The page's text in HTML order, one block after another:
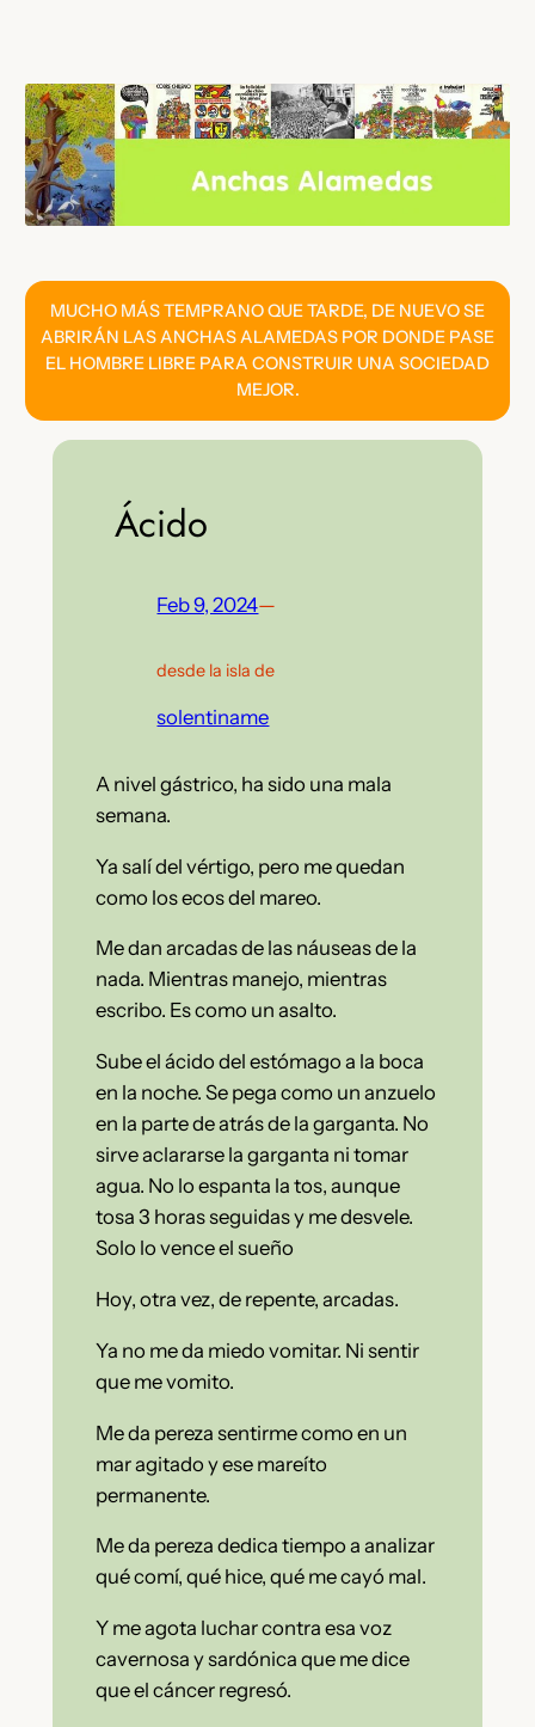
contenido
MUCHO MÁS TEMPRANO QUE TARDE, DE NUEVO SE
ABRIRÁN LAS ANCHAS ALAMEDAS POR DONDE PASE
EL HOMBRE LIBRE PARA CONSTRUIR UNA SOCIEDAD
MEJOR.
Ácido
Feb 9, 2024—
desde la isla de
solentiname
A nivel gástrico, ha sido una mala
semana.
Ya salí del vértigo, pero me quedan
como los ecos del mareo.
Me dan arcadas de las náuseas de la
nada. Mientras manejo, mientras
escribo. Es como un asalto.
Sube el ácido del estómago a la boca
en la noche. Se pega como un anzuelo
en la parte de atrás de la garganta. No
sirve aclararse la garganta ni tomar
agua. No lo espanta la tos, aunque
tosa 3 horas seguidas y me desvele.
Solo lo vence el sueño
Hoy, otra vez, de repente, arcadas.
Ya no me da miedo vomitar. Ni sentir
que me vomito.
Me da pereza sentirme como en un
mar agitado y ese mareíto
permanente.
Me da pereza dedica tiempo a analizar
qué comí, qué hice, qué me cayó mal.
Y me agota luchar contra esa voz
cavernosa y sardónica que me dice
que el cáncer regresó.